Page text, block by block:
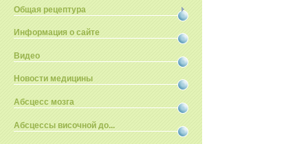
Общая рецептура
Информация о сайте
Видео
Новости медицины
Абсцесс мозга
Абсцессы височной до...